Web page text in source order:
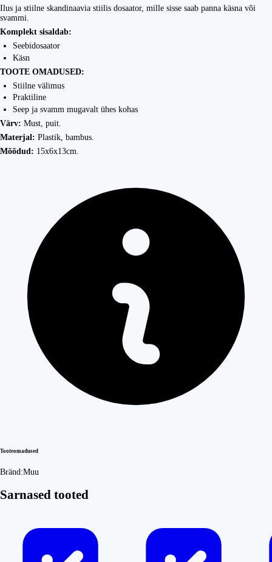
Ilus ja stiilne skandinaavia stiilis dosaator, mille sisse saab panna käsna või
svammi.
Komplekt sisaldab:
Seebidosaator
Käsn
TOOTE OMADUSED:
Stiilne välimus
Praktiline
Seep ja svamm mugavalt ühes kohas
Värv: Must, puit.
Materjal: Plastik, bambus.
Mõõdud: 15x6x13cm.
Tooteomadused
Bränd:Muu
Sarnased tooted